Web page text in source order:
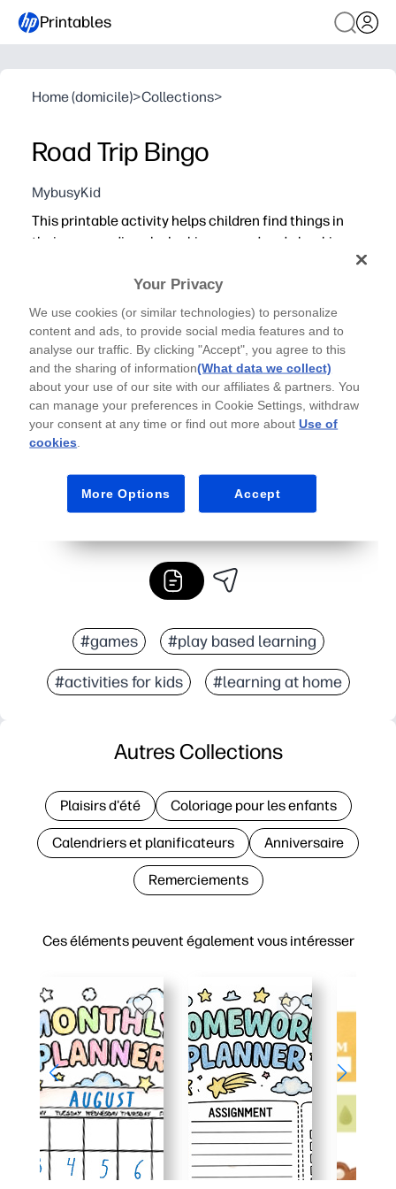
Printables
Home (domicile)>Collections>
Road Trip Bingo
MybusyKid
This printable activity helps children find things in
their sorroundings by looking around and checking
#games #play based learning
#activities for kids #learning at home
Ces éléments peuvent également vous intéresser
Autres Collections
Plaisirs d'été Coloriage pour les enfants
Calendriers et planificateurs Anniversaire
Remerciements
Your Privacy
We use cookies (or similar technologies) to personalize
content and ads, to provide social media features and to
analyse our traffic. By clicking "Accept", you agree to this
and the sharing of information(What data we collect)
about your use of our site with our affiliates & partners. You
can manage your preferences in Cookie Settings, withdraw
your consent at any time or find out more aboutUse of
cookies
More Options Accept